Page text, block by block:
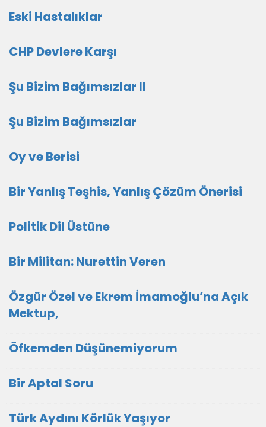
Eski Hastalıklar
CHP Devlere Karşı
Şu Bizim Bağımsızlar II
Şu Bizim Bağımsızlar
Oy ve Berisi
Bir Yanlış Teşhis, Yanlış Çözüm Önerisi
Politik Dil Üstüne
Bir Militan: Nurettin Veren
Özgür Özel ve Ekrem İmamoğlu’na Açık
Mektup,
Öfkemden Düşünemiyorum
Bir Aptal Soru
Türk Aydını Körlük Yaşıyor